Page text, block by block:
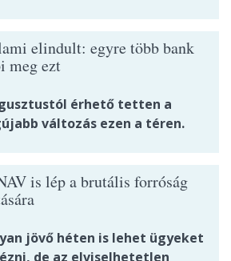
elindult: egyre több bank
meg ezt
érhető tetten a
változás ezen a téren.
is lép a brutális forróság
jövő héten is lehet ügyeket
de az elviselhetetlen